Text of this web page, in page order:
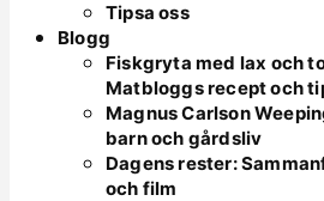
Tipsa oss
Blogg
Fiskgryta med lax och
Matbloggs recept och
Magnus Carlson
barn och gårdsliv
Dagens rester:
och film